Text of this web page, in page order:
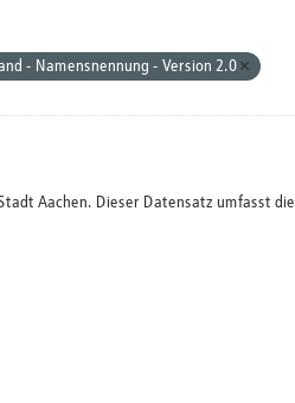
- Namensnennung - Version 2.0
Aachen. Dieser Datensatz umfasst die